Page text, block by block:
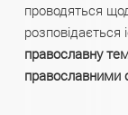
проводяться
розповідається
православну